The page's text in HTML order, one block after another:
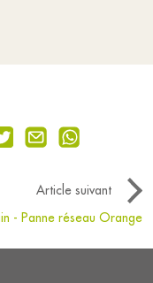
Article suivant
- Panne réseau Orange